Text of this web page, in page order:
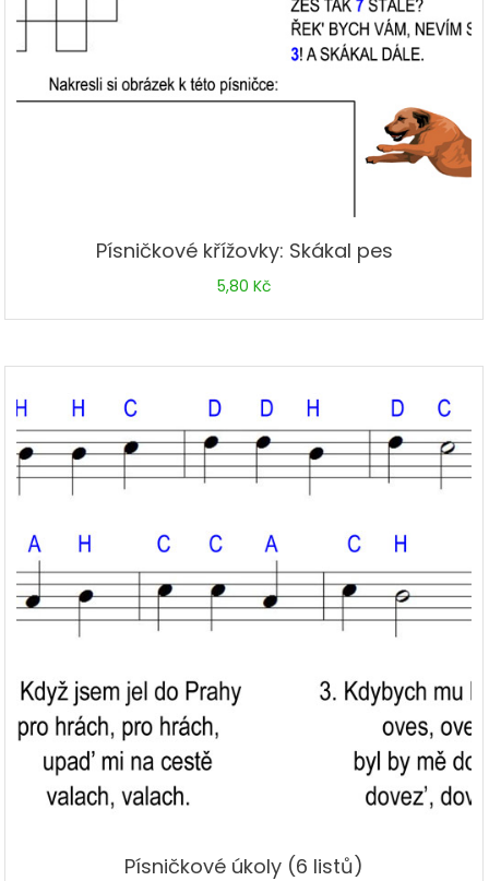
Písničkové křížovky: Skákal pes
5,80 Kč
Písničkové úkoly (6 listů)